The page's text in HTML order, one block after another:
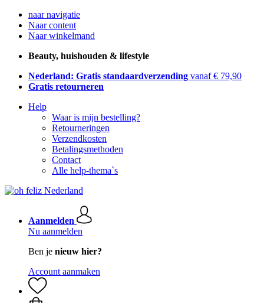
naar navigatie
Naar content
Naar winkelmand
Beauty, huishouden & lifestyle
Nederland: Gratis standaardverzending vanaf € 79,90
Gratis retourneren
Help
Waar is mijn bestelling?
Retourneringen
Verzendkosten
Betalingsmethoden
Contact
Alle help-thema`s
Aanmelden
Nu aanmelden
Ben je nieuw hier?
Account aanmaken